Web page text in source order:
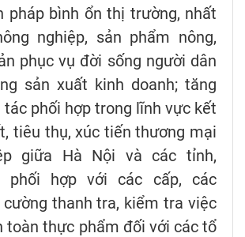
pháp bình ổn thị trường, nhất
nghiệp, sản phẩm nông,
phục vụ đời sống người dân
sản xuất kinh doanh; tăng
tác phối hợp trong lĩnh vực kết
tiêu thụ, xúc tiến thương mại
giữa Hà Nội và các tỉnh,
phối hợp với các cấp, các
cường thanh tra, kiểm tra việc
toàn thực phẩm đối với các tổ